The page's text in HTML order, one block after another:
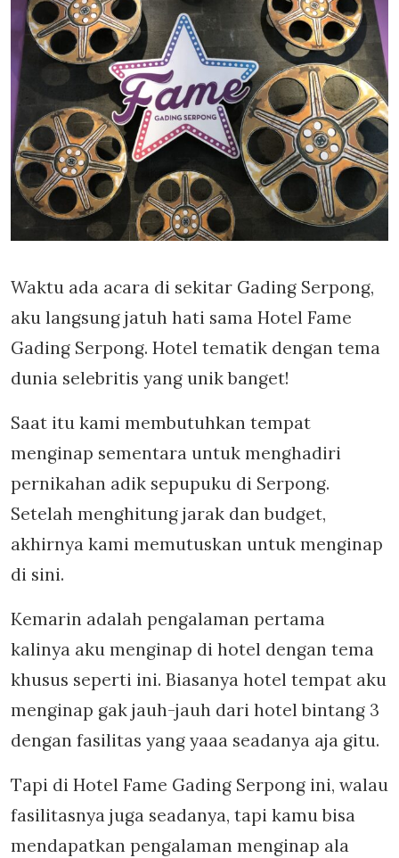
Waktu ada acara di sekitar Gading Serpong,
aku langsung jatuh hati sama Hotel Fame
Gading Serpong. Hotel tematik dengan tema
dunia selebritis yang unik banget!
Saat itu kami membutuhkan tempat
menginap sementara untuk menghadiri
pernikahan adik sepupuku di Serpong.
Setelah menghitung jarak dan budget,
akhirnya kami memutuskan untuk menginap
di sini.
Kemarin adalah pengalaman pertama
kalinya aku menginap di hotel dengan tema
khusus seperti ini. Biasanya hotel tempat aku
menginap gak jauh-jauh dari hotel bintang 3
dengan fasilitas yang yaaa seadanya aja gitu.
Tapi di Hotel Fame Gading Serpong ini, walau
fasilitasnya juga seadanya, tapi kamu bisa
mendapatkan pengalaman menginap ala